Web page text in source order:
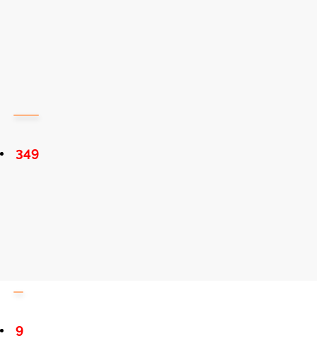
349
9